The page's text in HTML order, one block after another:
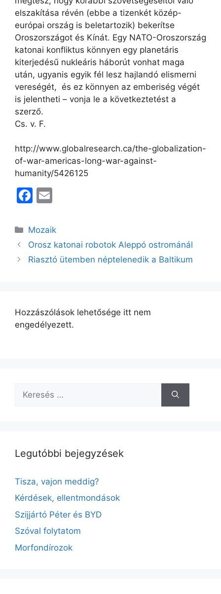
elszakítása révén (ebbe a tizenkét közép-
európai ország is beletartozik) bekerítse
Oroszországot és Kínát. Egy NATO-Oroszország
katonai konfliktus könnyen egy planetáris
kiterjedésű nukleáris háborút vonhat maga
után, ugyanis egyik fél lesz hajlandó elismerni
vereségét, és ez könnyen az emberiség végét
is jelentheti – vonja le a következtetést a
szerző.
Cs. v. F.
http://www.globalresearch.ca/the-globalization-
of-war-americas-long-war-against-
humanity/5426125
F
c
e
b
k
ai
l
Kategória
Mozaik
Orosz katonai robotok Aleppó ostrománál
Riasztó ütemben néptelenedik a Baltikum
Hozzászólások lehetősége itt nem
engedélyezett.
Keresés:
Legutóbbi bejegyzések
Tisza, vajon meddig?
Kérdések, ellentmondások
Szijjártó Péter és BYD
Szóval folytatom
Morfondírozok